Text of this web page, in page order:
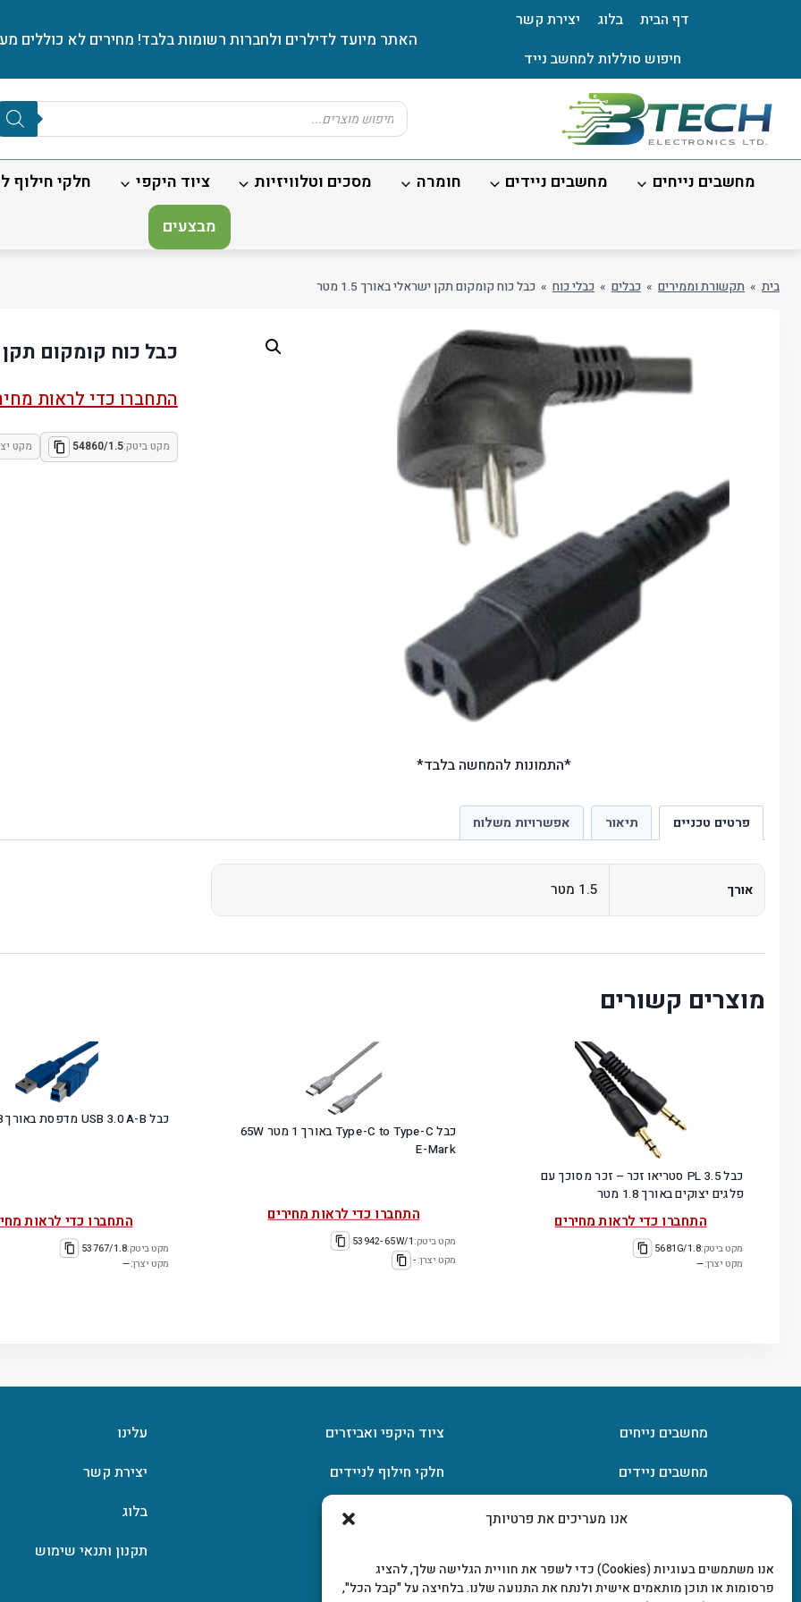
אנו מעריכים את פרטיותך
אנו משתמשים בעוגיות (Cookies) כדי לשפר את חוויית הגלישה שלך, להציג
פרסומות או תוכן מותאמים אישית ולנתח את התנועה שלנו. בלחיצה על "קבל הכל",
דף הבית בלוג
יצירת קשר
חיפוש סוללות למחשב נייד
האתר מיועד לדילרים ולחברות רשומות בלבד! מחירים לא כוללים
Products
search
מחשבים נייחים מחשבים ניידים חומרה מסכים וטלוויזיות ציוד היקפי
חלקי חילוף
מבצעים
בית » תקשורת וממירים » כבלים » כבלי כוח » כבל כוח קומקום תקן ישראלי באורך 1.5 מטר
*התמונות להמחשה בלבד*
כבל כוח קומקום תקן
התחברו כדי לראות
מקט ביטק:54860/1.5 מקט
פרטים טכניים תיאור אפשרויות משלוח
אורך 1.5 מטר
מוצרים קשורים
כבל PL 3.5 סטריאו זכר – זכר מסוכך עם
פלגים יצוקים באורך 1.8 מטר
התחברו כדי לראות מחירים
מקט ביטק:5681G/1.8
מקט יצרן:—
כבל Type-C to Type-C באורך 1 מטר 65W
E-Mark
התחברו כדי לראות מחירים
מקט ביטק:53942-65W/1
מקט יצרן:-
כבל USB 3.0 A-B מדפסת באורך 1.8 מטר
התחברו כדי לראות
מקט ביטק:53767/1.8
מקט יצרן:—
מחשבים נייחים
מחשבים ניידים
ציוד היקפי ואביזרים
חלקי חילוף לניידים
עלינו
יצירת קשר
בלוג
תקנון ותנאי שימוש